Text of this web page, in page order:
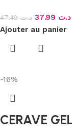
د.ت47.49 د.ت
Ajouter au panier
-16%
CERAVE